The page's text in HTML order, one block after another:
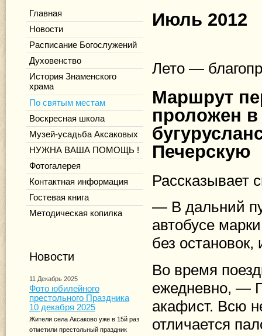
Главная
Новости
Расписание Богослужений
Духовенство
История Знаменского
храма
По святым местам
Воскресная школа
Музей-усадьба Аксаковых
НУЖНА ВАША ПОМОЩЬ !
Фотогалерея
Контактная информация
Гостевая книга
Методическая копилка
Новости
11 Декабрь 2025
Фото юбилейного
престольного Праздника
10 декабря 2025
Жители села Аксаково уже в 15й раз
отметили престольный праздник
Июль 2012
Лето —
Маршрут
проложен
Печерскую
Рассказывает
— В дальний
автобусе
без
Во время
ежедневно, —
акафист. Всю
отличается